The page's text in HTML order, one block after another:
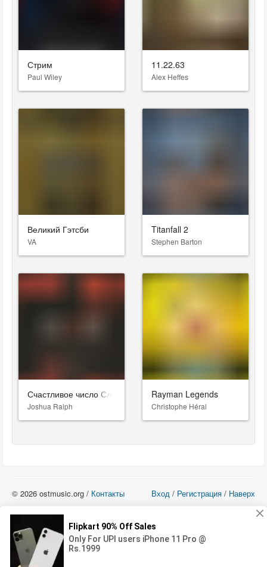
Стрим
Paul Wiley
11.22.63
Alex Heffes
Великий Гэтсби
VA
Titanfall 2
Stephen Barton
Счастливое число Слевина
Joshua Ralph
Rayman Legends
Christophe Héral
Вход / Регистрация / Наверх
© 2026 ostmusic.org / Контакты
можете использовать такие материалы только в том в случае, если
использование производится с ознакомительными целями - для прочих целей
вы должны приобрести лицензионную запись.